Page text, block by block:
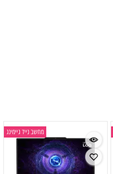
מחשב נייד גיימינג